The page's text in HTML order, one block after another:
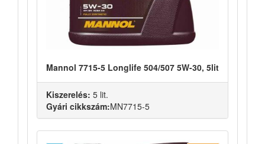
Mannol 7715-5 Longlife 504/507 5W-30, 5lit
Kiszerelés: 5 lit.
Gyári cikkszám:MN7715-5